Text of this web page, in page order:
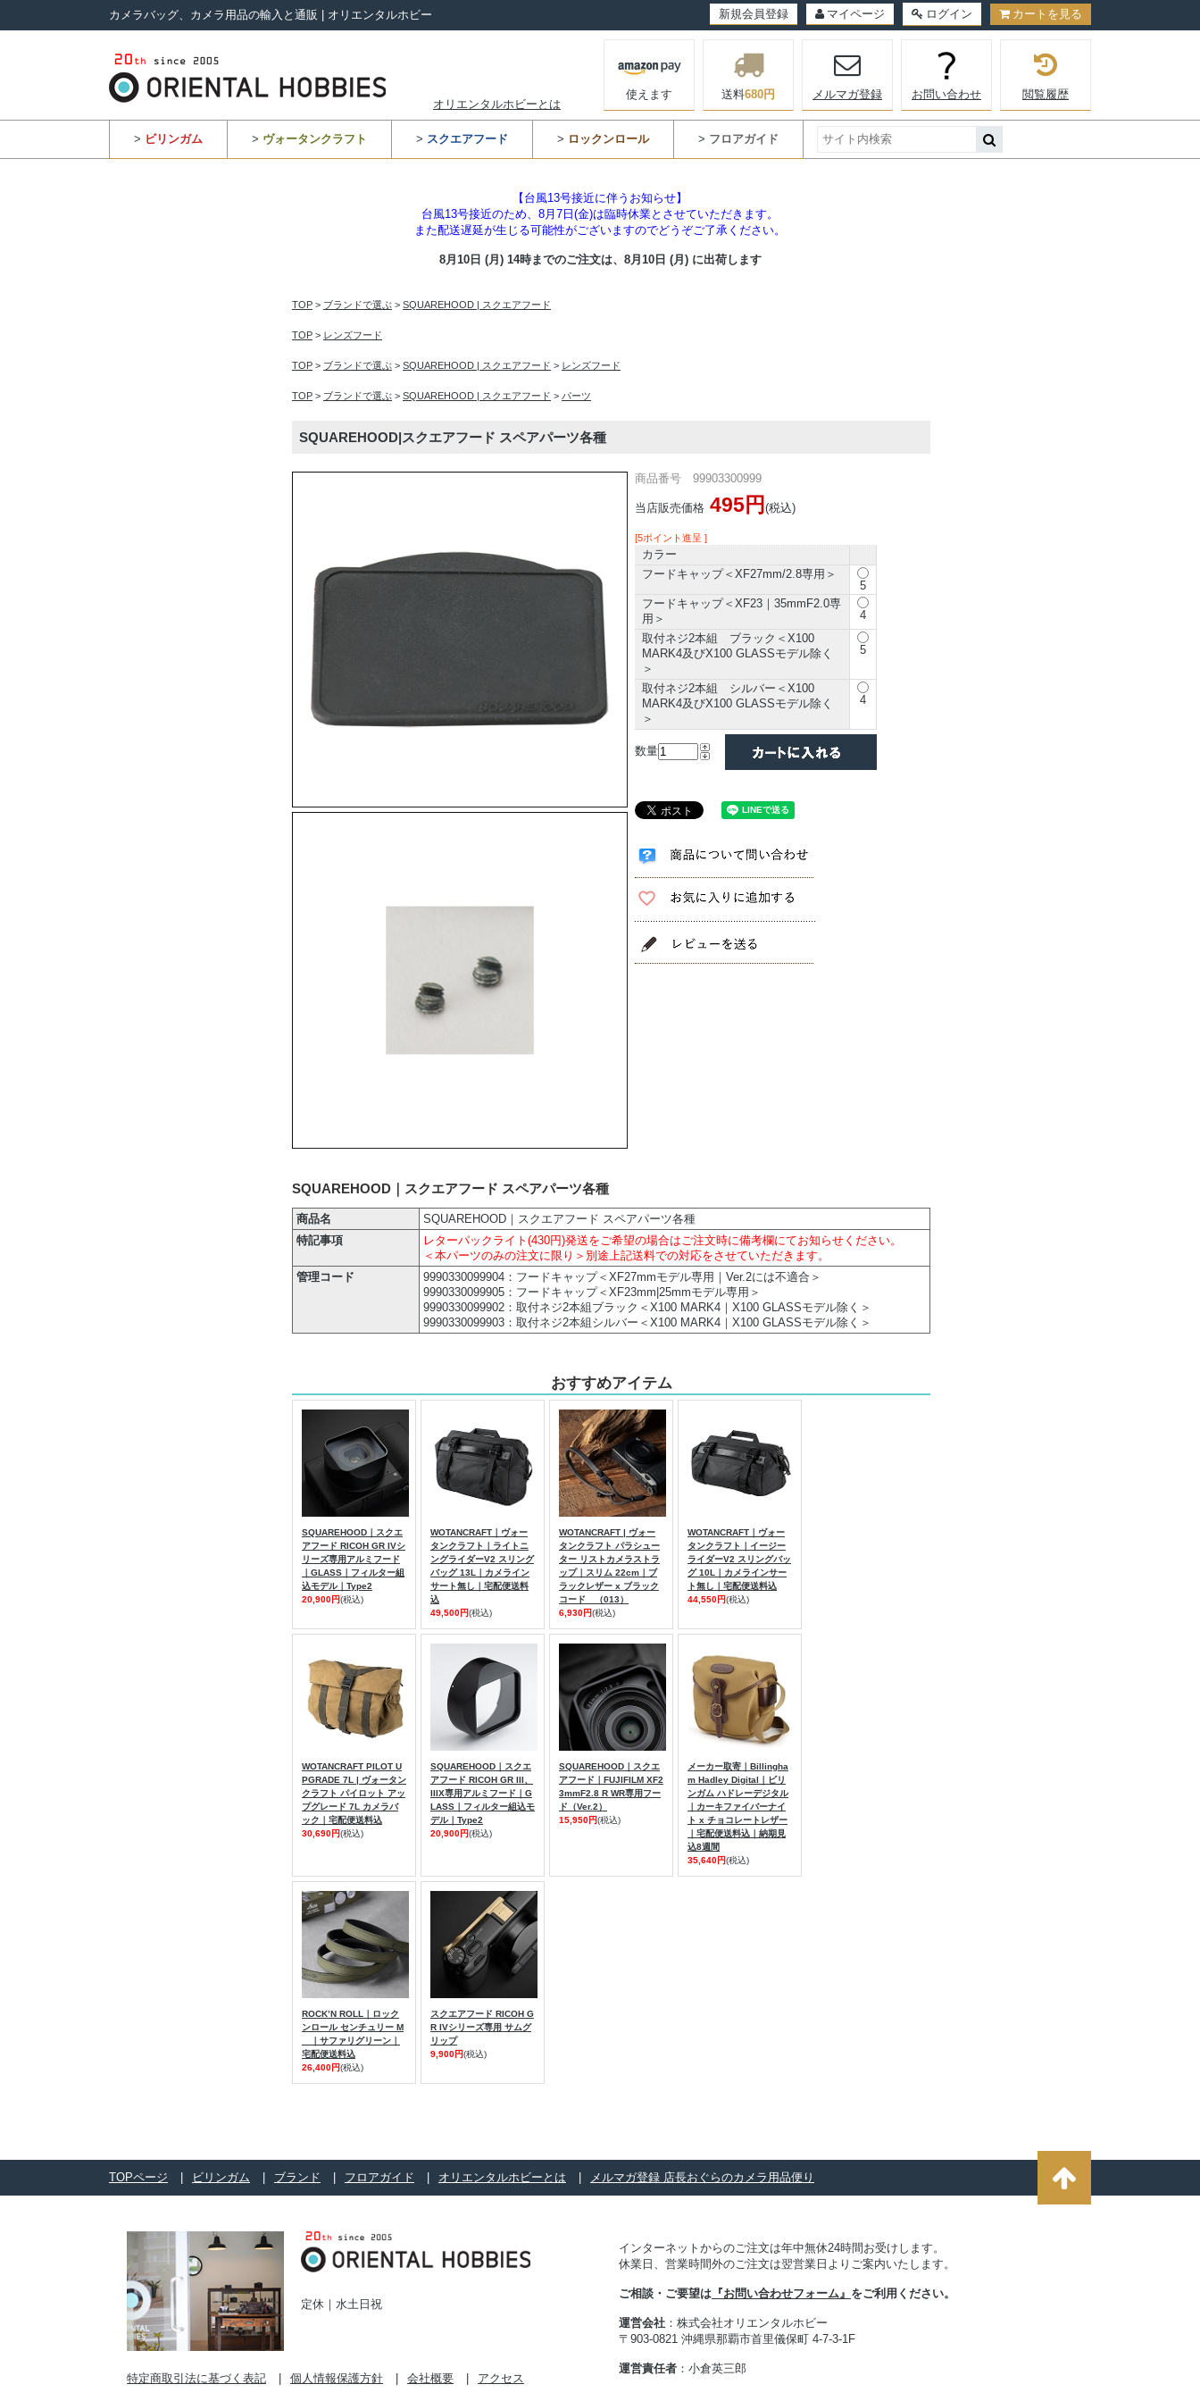
カメラバッグ、カメラ用品の輸入と通販 | オリエンタルホビー 新規会員登録 マイページ ログイン カートを見る
オリエンタルホビーとは
使えます 送料680円 メルマガ登録 お問い合わせ 閲覧履歴
> ビリンガム > ヴォータンクラフト > スクエアフード > ロックンロール > フロアガイド
【台風13号接近に伴うお知らせ】
台風13号接近のため、8月7日(金)は臨時休業とさせていただきます。
また配送遅延が生じる可能性がございますのでどうぞご了承ください。
8月10日 (月) 14時までのご注文は、 8月10日 (月) に出荷します
TOP > ブランドで選ぶ > SQUAREHOOD | スクエアフード
TOP > レンズフード
TOP > ブランドで選ぶ > SQUAREHOOD | スクエアフード > レンズフード
TOP > ブランドで選ぶ > SQUAREHOOD | スクエアフード > パーツ
SQUAREHOOD|スクエアフード スペアパーツ各種
商品番号 99903300999
当店販売価格 495円(税込)
[5ポイント進呈 ]
カラー
フードキャップ＜XF27mm/2.8専用＞
5
フードキャップ＜XF23｜35mmF2.0専
用＞
4
取付ネジ2本組 ブラック＜X100
MARK4及びX100 GLASSモデル除く
＞
5
取付ネジ2本組 シルバー＜X100
MARK4及びX100 GLASSモデル除く
＞
4
数量
SQUAREHOOD｜スクエアフード スペアパーツ各種
商品名
SQUAREHOOD｜スクエアフード スペアパーツ各種
特記事項
レターパックライト(430円)発送をご希望の場合はご注文時に備考欄にてお知らせください。
＜本パーツのみの注文に限り＞別途上記送料での対応をさせていただきます。
管理コード
9990330099904：フードキャップ＜XF27mmモデル専用｜Ver.2には不適合＞
9990330099905：フードキャップ＜XF23mm|25mmモデル専用＞
9990330099902：取付ネジ2本組ブラック＜X100 MARK4｜X100 GLASSモデル除く＞
9990330099903：取付ネジ2本組シルバー＜X100 MARK4｜X100 GLASSモデル除く＞
おすすめアイテム
SQUAREHOOD｜スクエ
アフード RICOH GR IVシ
リーズ専用アルミフード
｜GLASS｜フィルター組
込モデル｜Type2
20,900円(税込)
WOTANCRAFT｜ヴォー
タンクラフト｜ライトニ
ングライダーV2 スリング
バッグ 13L｜カメライン
サート無し｜宅配便送料
込
49,500円(税込)
WOTANCRAFT | ヴォー
タンクラフト パラシュー
ター リストカメラストラ
ップ｜スリム 22cm｜ブ
ラックレザー x ブラック
コード （013）
6,930円(税込)
WOTANCRAFT｜ヴォー
タンクラフト｜イージー
ライダーV2 スリングバッ
グ 10L｜カメラインサー
ト無し｜宅配便送料込
44,550円(税込)
WOTANCRAFT PILOT U
PGRADE 7L | ヴォータン
クラフト パイロット アッ
プグレード 7L カメラバ
ック｜宅配便送料込
30,690円(税込)
SQUAREHOOD｜スクエ
アフード RICOH GR III、
IIIX専用アルミフード｜G
LASS｜フィルター組込モ
デル｜Type2
20,900円(税込)
SQUAREHOOD｜スクエ
アフード｜FUJIFILM XF2
3mmF2.8 R WR専用フー
ド（Ver.2）
15,950円(税込)
メーカー取寄｜Billingha
m Hadley Digital｜ビリ
ンガム ハドレーデジタル
｜カーキファイバーナイ
ト x チョコレートレザー
｜宅配便送料込｜納期見
込8週間
35,640円(税込)
ROCK’N ROLL｜ロック
ンロール センチュリー M
｜サファリグリーン｜
宅配便送料込
26,400円(税込)
スクエアフード RICOH G
R IVシリーズ専用 サムグ
リップ
9,900円(税込)
TOPページ ビリンガム ブランド フロアガイド オリエンタルホビーとは メルマガ登録 店長おぐらのカメラ用品便り
定休｜水土日祝
特定商取引法に基づく表記 個人情報保護方針 会社概要 アクセス
インターネットからのご注文は年中無休24時間お受けします。
休業日、営業時間外のご注文は翌営業日よりご案内いたします。
ご相談・ご要望は 『お問い合わせフォーム』 をご利用ください。
運営会社 ：株式会社オリエンタルホビー
〒903-0821 沖縄県那覇市首里儀保町 4-7-3-1F
運営責任者 ：小倉英三郎